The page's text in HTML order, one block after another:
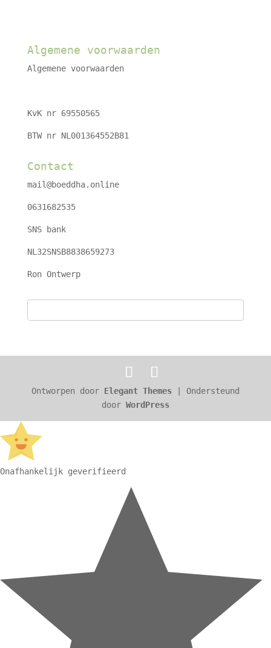
Algemene voorwaarden
Algemene voorwaarden
KvK nr 69550565
BTW nr NL001364552B81
Contact
mail@boeddha.online
0631682535
SNS bank
NL32SNSB8838659273
Ron Ontwerp
Ontworpen door Elegant Themes| Ondersteund
door WordPress
Onafhankelijk geverifieerd